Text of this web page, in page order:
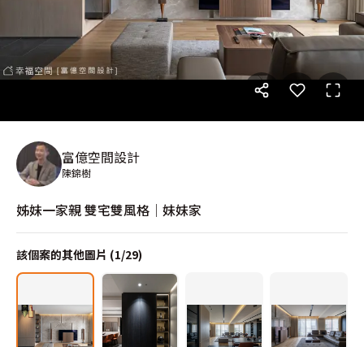
富億空間設計
陳錦樹
姊妹一家親 雙宅雙風格│妹妹家
該個案的其他圖片 (1/29)